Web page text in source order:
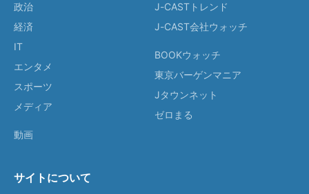
政治
経済
IT
エンタメ
スポーツ
メディア
動画
J-CASTトレンド
J-CAST会社ウォッチ
BOOKウォッチ
東京バーゲンマニア
Jタウンネット
ゼロまる
サイトについて